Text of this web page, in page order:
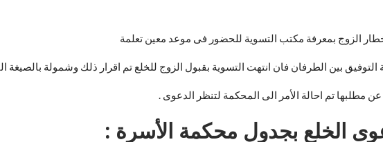
الزوج بمعرفة مكتب التسوية للحضور فى موعد معين تعلمة
بين الطرفان فان انتهت التسوية بقبول الزوج للخلع تم اقرار ذلك وشمولة بالصيغة
مطلبها تم احالة الأمر الى المحكمة لتنظر الدعوى .
الخلع بجدول محكمة الأسرة :